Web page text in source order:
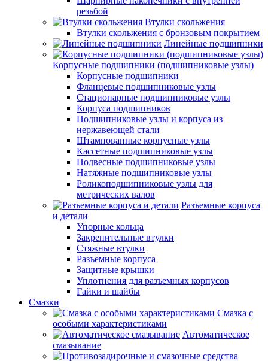
резьбой
Втулки скольжения
Втулки скольжения с бронзовым покрытием
Линейные подшипники
Корпусные подшипники (подшипниковые узлы)
Корпусные подшипники
Фланцевые подшипниковые узлы
Стационарные подшипниковые узлы
Корпуса подшипников
Подшипниковые узлы и корпуса из
нержавеющей стали
Штампованные корпусные узлы
Кассетные подшипниковые узлы
Подвесные подшипниковые узлы
Натяжные подшипниковые узлы
Роликоподшипниковые узлы для
метрических валов
Разъемные корпуса
и детали
Упорные кольца
Закрепительные втулки
Стяжные втулки
Разъемные корпуса
Защитные крышки
Уплотнения для разъемных корпусов
Гайки и шайбы
Смазки
Смазка с
особыми характеристиками
Автоматическое
смазывание